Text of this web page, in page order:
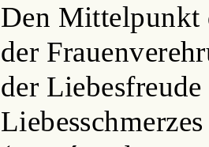
Den Mittelpunkt
der
der Liebesfreude